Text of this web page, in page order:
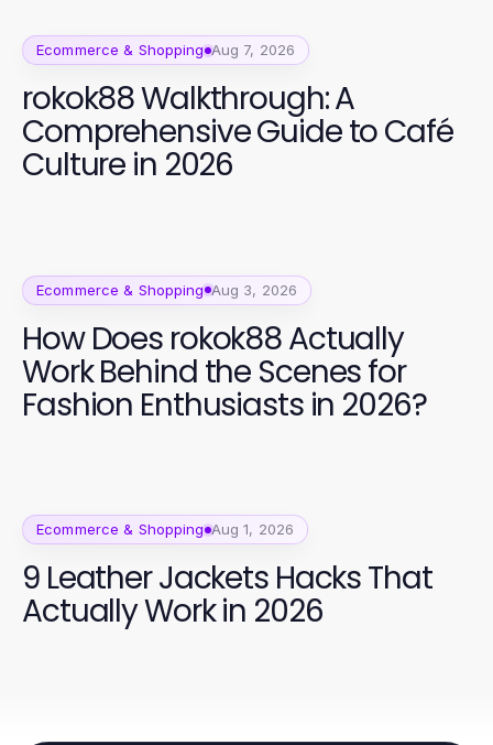
Ecommerce & Shopping Aug 7, 2026
rokok88 Walkthrough: A
Comprehensive Guide to Café
Culture in 2026
Ecommerce & Shopping Aug 3, 2026
How Does rokok88 Actually
Work Behind the Scenes for
Fashion Enthusiasts in 2026?
Ecommerce & Shopping Aug 1, 2026
9 Leather Jackets Hacks That
Actually Work in 2026